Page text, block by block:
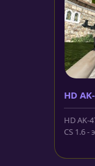
HD
HD AK-
CS 1.6